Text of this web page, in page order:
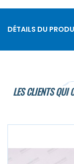
DÉTAILS DU
LES CLIENTS QUI